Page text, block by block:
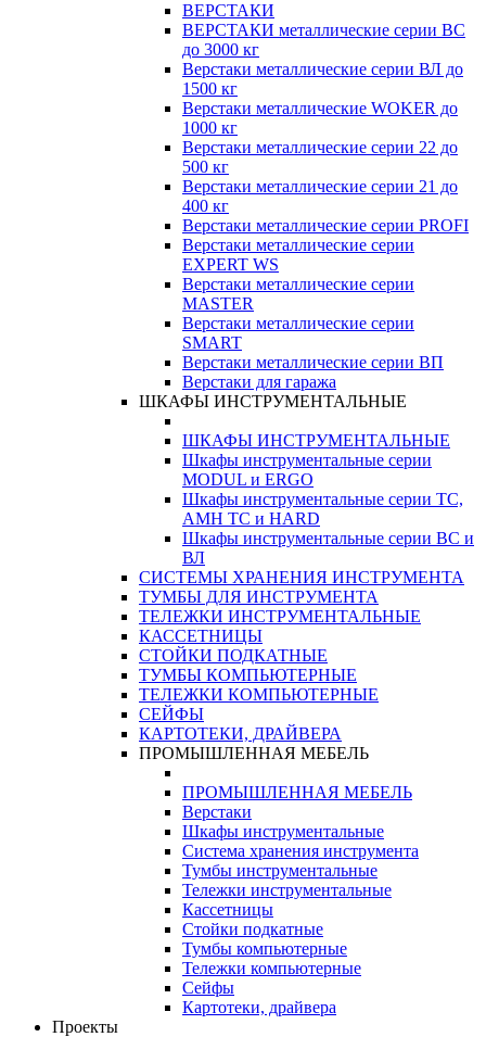
ВЕРСТАКИ
ВЕРСТАКИ металлические серии ВС
до 3000 кг
Верстаки металлические серии ВЛ до
1500 кг
Верстаки металлические WOKER до
1000 кг
Верстаки металлические серии 22 до
500 кг
Верстаки металлические серии 21 до
400 кг
Верстаки металлические серии PROFI
Верстаки металлические серии
EXPERT WS
Верстаки металлические серии
MASTER
Верстаки металлические серии
SMART
Верстаки металлические серии ВП
Верстаки для гаража
ШКАФЫ ИНСТРУМЕНТАЛЬНЫЕ
ШКАФЫ ИНСТРУМЕНТАЛЬНЫЕ
Шкафы инструментальные серии
MODUL и ERGO
Шкафы инструментальные серии ТС,
АМН ТС и HARD
Шкафы инструментальные серии ВС и
ВЛ
СИСТЕМЫ ХРАНЕНИЯ ИНСТРУМЕНТА
ТУМБЫ ДЛЯ ИНСТРУМЕНТА
ТЕЛЕЖКИ ИНСТРУМЕНТАЛЬНЫЕ
КАССЕТНИЦЫ
СТОЙКИ ПОДКАТНЫЕ
ТУМБЫ КОМПЬЮТЕРНЫЕ
ТЕЛЕЖКИ КОМПЬЮТЕРНЫЕ
СЕЙФЫ
КАРТОТЕКИ, ДРАЙВЕРА
ПРОМЫШЛЕННАЯ МЕБЕЛЬ
ПРОМЫШЛЕННАЯ МЕБЕЛЬ
Верстаки
Шкафы инструментальные
Система хранения инструмента
Тумбы инструментальные
Тележки инструментальные
Кассетницы
Стойки подкатные
Тумбы компьютерные
Тележки компьютерные
Сейфы
Картотеки, драйвера
Проекты